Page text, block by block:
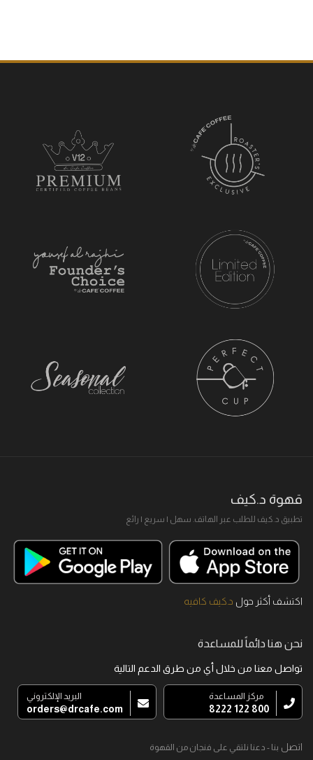
قهوة د.كيف
تطبيق د.كيف للطلب عبر الهاتف. سهل I سريع I رائع
اكتشف أكثر حول د.كيف كافيه
نحن هنا دائماً للمساعدة
تواصل معنا من خلال أي من طرق الدعم التالية
مركز المساعدة
800 122 8222
البريد الإلكتروني
orders@drcafe.com
اتصل بنا - دعنا نلتقي على فنجان من القهوة